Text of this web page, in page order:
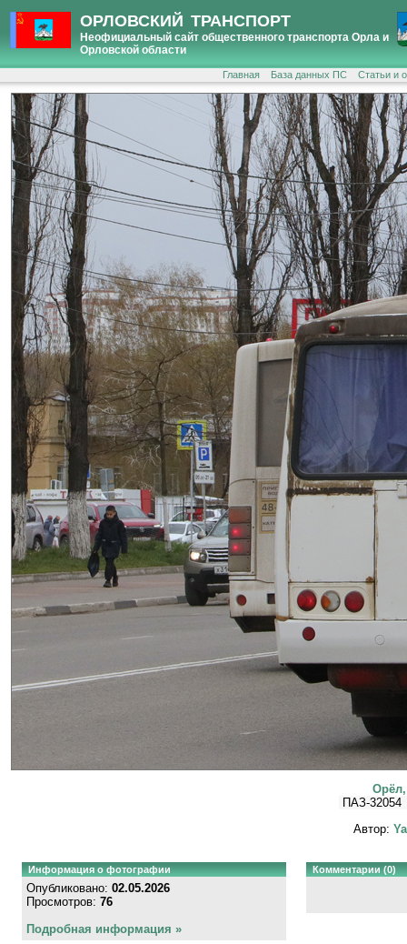
ОРЛОВСКИЙ ТРАНСПОРТ
Неофициальный сайт общественного транспорта Орла и
Орловской области
Главная База данных ПС Статьи и
ПАЗ-32054
Автор:
Информация о фотографии
Опубликовано: 02.05.2026
Просмотров: 76
Подробная информация »
Комментарии (0)